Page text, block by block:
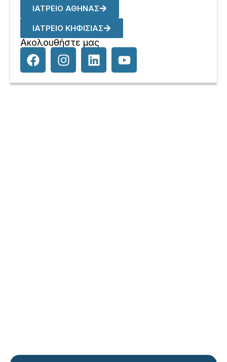
ΙΑΤΡΕΙΟ ΑΘΗΝΑΣ
ΙΑΤΡΕΙΟ ΚΗΦΙΣΙΑΣ
Ακολουθήστε μας